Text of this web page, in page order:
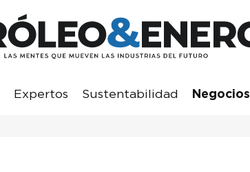
Expertos Sustentabilidad Negocios